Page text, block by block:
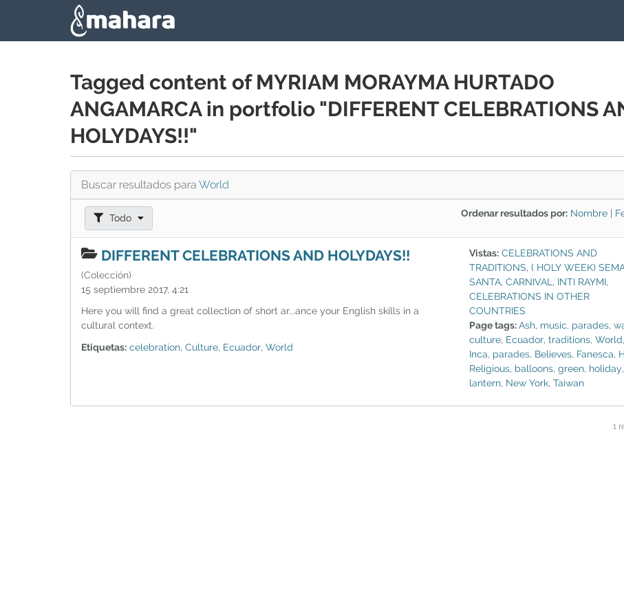
Skip to main content
Tagged content of MYRIAM MORAYMA HURTADO
ANGAMARCA in portfolio "DIFFERENT CELEBRATIONS
HOLYDAYS!!"
Buscar resultados para World
Ordenar resultados por: Nombre |
Filtrar resultados como:
Todo
DIFFERENT CELEBRATIONS AND HOLYDAYS!!
(Colección)
15 septiembre 2017, 4:21
Here you will find a great collection of short ar...ance your English skills in a
cultural context.
Etiquetas: celebration, Culture, Ecuador, World
Vistas: CELEBRATIONS AND
TRADITIONS, ( HOLY WEEK)
SANTA, CARNIVAL , INTI RAYMI,
CELEBRATIONS IN OTHER
COUNTRIES
Page tags:Ash, music, parades,
culture, Ecuador, traditions, World,
Inca, parades, Believes, Fanesca,
Religious, balloons, green, holiday,
lantern, New York, Taiwan
1